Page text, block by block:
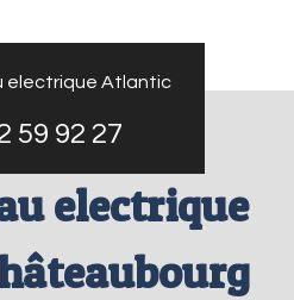
electrique Atlantic
59 92 27
electrique